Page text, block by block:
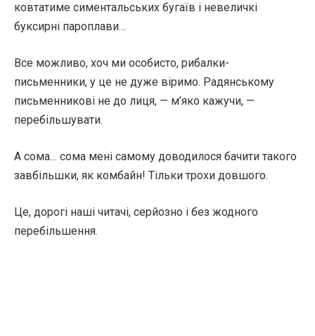
ковтатиме симентальських бугаїв і невеличкі
буксирні пароплави…
Все можливо, хоч ми особисто, рибалки-
письменники, у це не дуже віримо. Радянському
письменникові не до лиця, — м’яко кажучи, —
перебільшувати.
А сома… сома мені самому доводилося бачити такого
завбільшки, як комбайн! Тільки трохи довшого.
Це, дорогі наші читачі, серйозно і без жодного
перебільшення.